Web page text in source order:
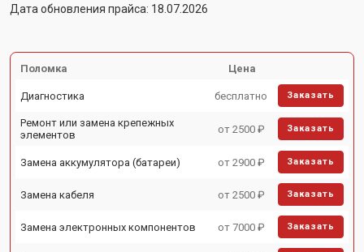
Дата обновления прайса: 18.07.2026
Поломка Цена
Диагностика бесплатно Заказать
Ремонт или замена крепежных
элементов
от 2500 ₽ Заказать
Замена аккумулятора (батареи) от 2900 ₽ Заказать
Замена кабеля от 2500 ₽ Заказать
Замена электронных компонентов от 7000 ₽ Заказать